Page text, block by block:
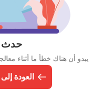
حدث
يبدو أن هناك خطأ ما أثناء
العودة